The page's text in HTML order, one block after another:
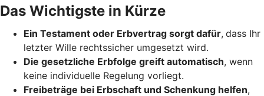
Das Wichtigste in Kürze
Ein Testament oder Erbvertrag sorgt dafür, dass Ihr
letzter Wille rechtssicher umgesetzt wird.
Die gesetzliche Erbfolge greift automatisch, wenn
keine individuelle Regelung vorliegt.
Freibeträge bei Erbschaft und Schenkung helfen,